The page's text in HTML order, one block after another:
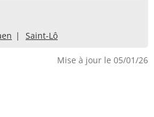
Saint-Lô
Mise à jour le 05/01/26